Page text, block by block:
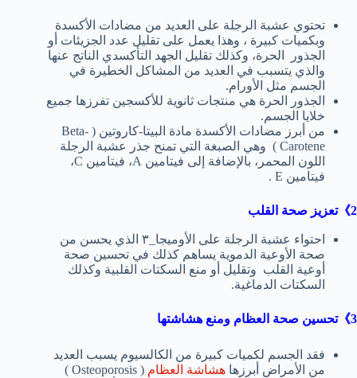
تحتوي عشبة الرجلة على العديد من مضادات الأكسدة
وبكميات كبيرة ، وهذا يعمل على تقليل عدد الجزيئات أو
الجذور الحرة، وكذلك تقليل الجهد التأكسدي الناتج عنها
والذي يتسبب في العديد من المشاكل الخطيرة في
الجسم مثل الأورام.
الجذور الحرة هي منتجات ثانوية للأكسجين تفرزها جميع
خلايا الجسم.
من أبرز مضادات الأكسدة مادة البيتا-كاروتين ( Beta-
Carotene ) وهي الصبغة التي تمنح جذر عشبة الرجلة
اللون المحمر، بالإضافة إلى فيتامين A، فيتامين C،
فيتامين E .
2》تعزيز صحة القلب
احتواء عشبة الرجلة على الأوميجا_٣ الذي يحسن من
صحة الأوعية الدموية يساهم كذلك في تحسين صحة
أوعية القلب وتقليل أو منع السكتات القلبية وكذلك
السكتات الدماغية.
3》تحسين صحة العظام ومنع هشاشتها
فقد الجسم لكميات كبيرة من الكالسيوم يسبب العديد
من الأمراض أبرزها هشاشة العظام
( Osteoporosis )